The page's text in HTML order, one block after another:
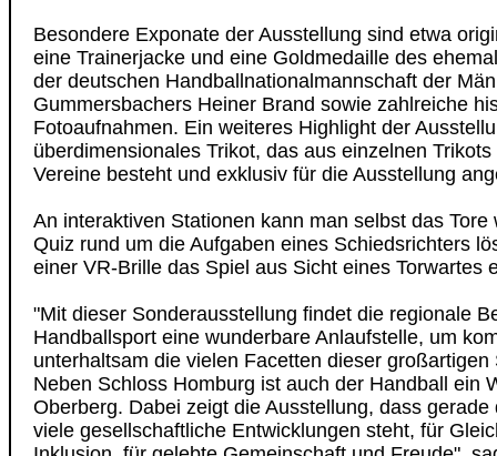
Besondere Exponate der Ausstellung sind etwa
eine Trainerjacke und eine Goldmedaille des
der deutschen Handballnationalmannschaft der
Gummersbachers Heiner Brand sowie zahlreiche
Fotoaufnahmen. Ein weiteres Highlight der
überdimensionales Trikot, das aus einzelnen
Vereine besteht und exklusiv für die Ausstellung
An interaktiven Stationen kann man selbst das Tore
Quiz rund um die Aufgaben eines Schiedsrichters
einer VR-Brille das Spiel aus Sicht eines Torwartes
"Mit dieser Sonderausstellung findet die regionale
Handballsport eine wunderbare Anlaufstelle, um
unterhaltsam die vielen Facetten dieser
Neben Schloss Homburg ist auch der Handball ein
Oberberg. Dabei zeigt die Ausstellung, dass gerade
viele gesellschaftliche Entwicklungen steht, für